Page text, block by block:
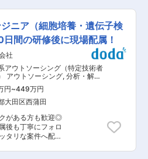
場 組
男性83％、女性
男性11％、女性
向けに調理麺、パ
等のホットスナッ
製造・販売を行っ
能力・生産数にお
調理麺工場として
す。共働き世帯・
化・調理器具の普
に拡大しており業
コーラ製品の品質
任せ致します。
およびQMS要求
工場の品質システ
の推進とISO9001
準や仕様に合致し
、最終製品の理化
みて毎年評価して
イザーもしくはラ
といった役職が
能性もありますの
だく事が可能で
有）、交代勤務の
ております。社内
ジニア（細胞培養・遺伝子検
間の研修後に現場配属！
社
アウトソーシング（特定技術者
アウトソーシング, 分析・解
定・各種評価試験（化学） 研究
研究） 医薬品質管理・試験担当
（製造所） 分析・解析・測
円~449万円
大田区西蒲田
がある方も歓迎◎
後も丁寧にフォロ
タリな案件へ配